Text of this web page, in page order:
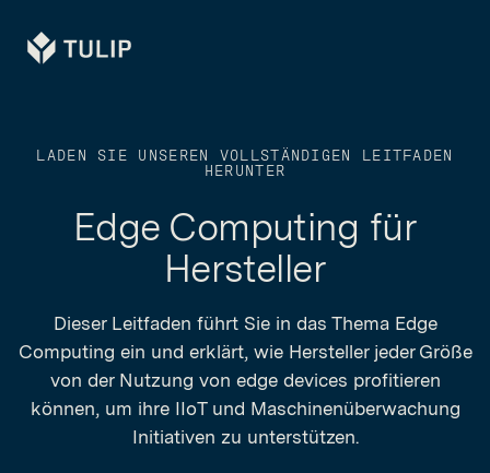
Tulip
LADEN SIE UNSEREN VOLLSTÄNDIGEN LEITFADEN
HERUNTER
Edge Computing für
Hersteller
Dieser Leitfaden führt Sie in das Thema Edge
Computing ein und erklärt, wie Hersteller jeder Größe
von der Nutzung von edge devices profitieren
können, um ihre IIoT und Maschinenüberwachung
Initiativen zu unterstützen.